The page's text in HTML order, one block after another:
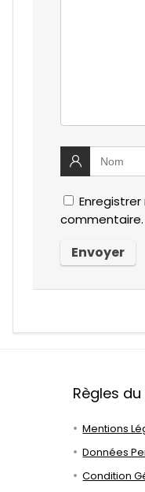
commentaire.
Règles
Mentions
Données
Condition